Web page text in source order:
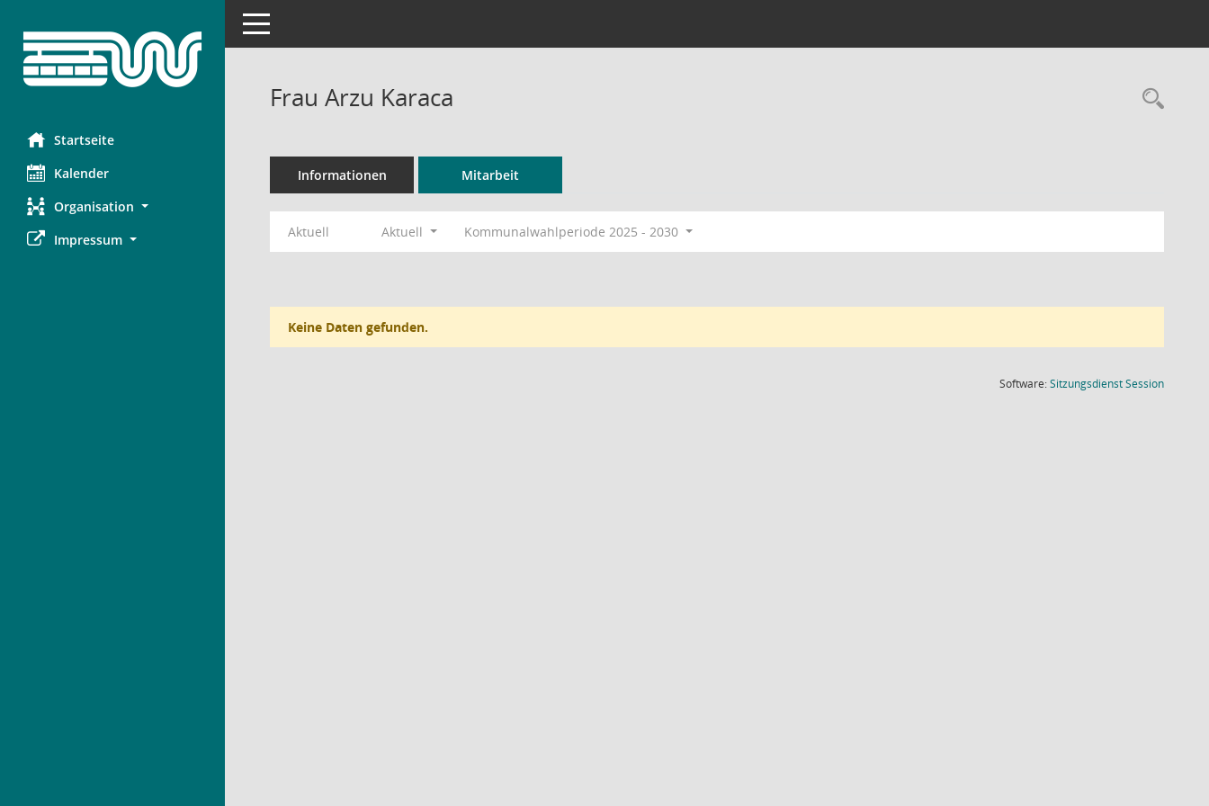
Startseite
Kalender
Organisation
Impressum
Toggle navigation
Frau Arzu Karaca
Informationen Mitarbeit
Aktuell Aktuell Kommunalwahlperiode 2025 - 2030
Keine Daten gefunden.
Software:SitzungsdienstSession(Wird in